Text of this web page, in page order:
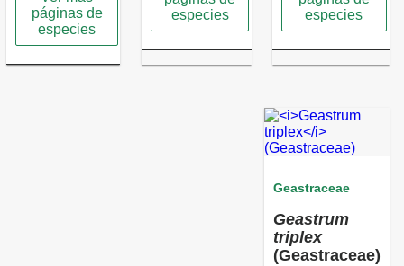
páginas de
especies
especies
especies
Geastraceae
Geastrum
triplex
(Geastraceae)